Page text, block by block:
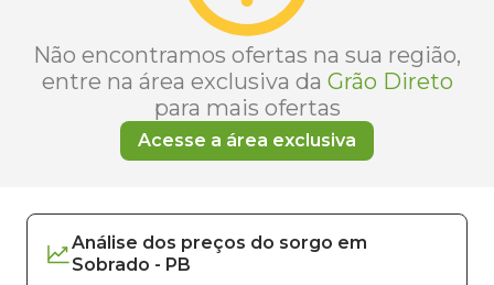
Não encontramos ofertas na sua região,
entre na área exclusiva da Grão Direto
para mais ofertas
Acesse a área exclusiva
Análise dos preços do sorgo em
Sobrado - PB